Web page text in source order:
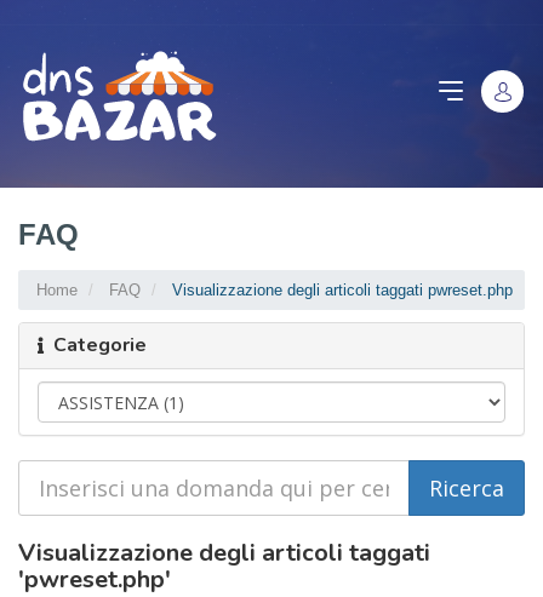
FAQ
Home FAQ Visualizzazione degli articoli taggati pwreset.php
Categorie
Visualizzazione degli articoli taggati
'pwreset.php'